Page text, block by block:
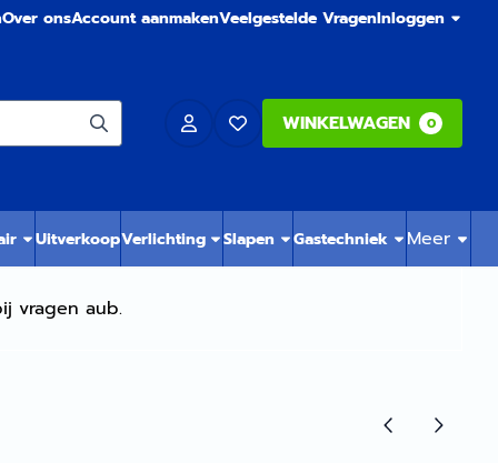
Over onsAccount aanmakenVeelgestelde VragenInloggen
WINKELWAGEN 0
UitverkoopVerlichting Slapen Gastechniek Meer
vragen aub.